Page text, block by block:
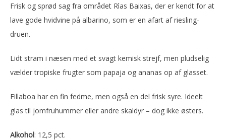
Frisk og sprød sag fra området Rìas Baixas, der er kendt for at
lave gode hvidvine på albarino, som er en afart af riesling-
druen.
Lidt stram i næsen med et svagt kemisk strejf, men pludselig
vælder tropiske frugter som papaja og ananas op af glasset.
Fillaboa har en fin fedme, men også en del frisk syre. Ideelt
glas til jomfruhummer eller andre skaldyr – dog ikke østers.
Alkohol: 12,5 pct.